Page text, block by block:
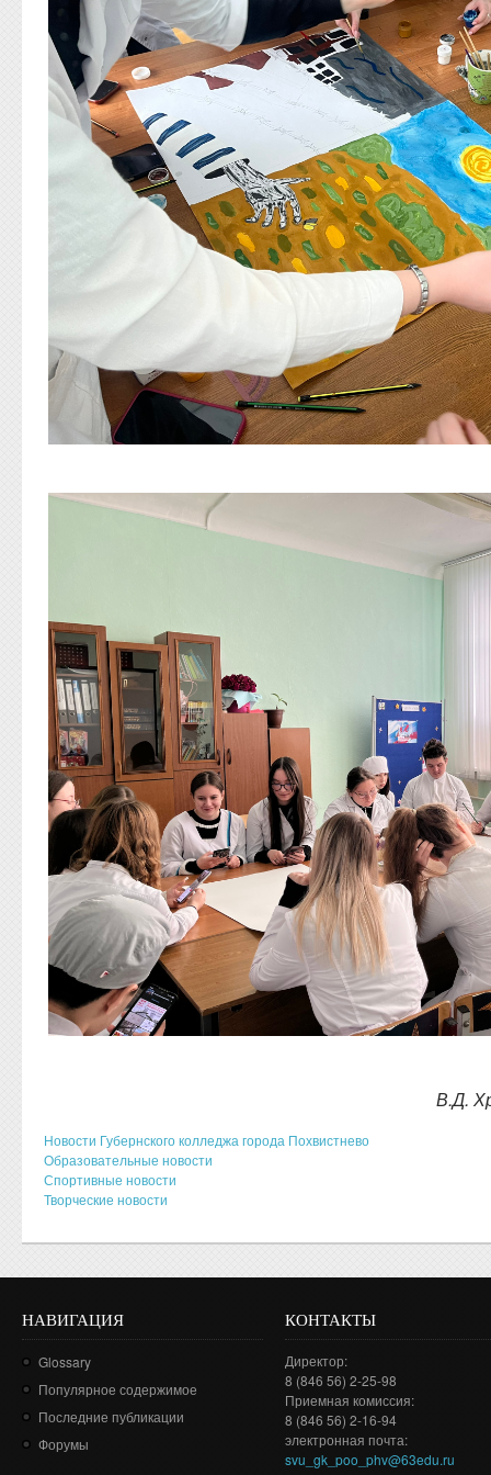
В.Д.
Новости Губернского колледжа города Похвистнево
Образовательные новости
Спортивные новости
Творческие новости
НАВИГАЦИЯ
Glossary
Популярное содержимое
Последние публикации
Форумы
КОНТАКТЫ
Директор:
8 (846 56) 2-25-98
Приемная комиссия:
8 (846 56) 2-16-94
электронная почта:
svu_gk_poo_phv@63edu.ru